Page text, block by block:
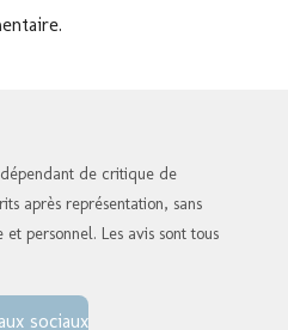
de critique de
après représentation, sans
personnel. Les avis sont tous
sociaux